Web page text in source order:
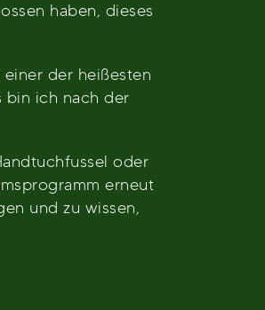
haben, dieses
der heißesten
bin ich nach der
oder
erneut
und zu wissen,